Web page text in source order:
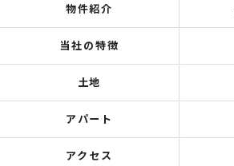
物件紹介
当社の特徴
土地
アパート
アクセス